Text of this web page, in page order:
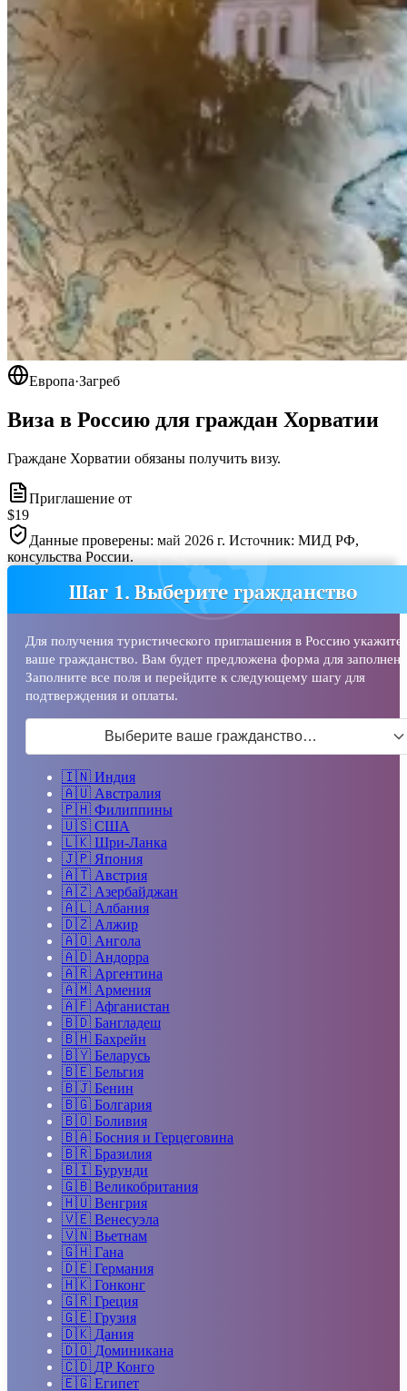
Европа·Загреб
Виза в Россию для граждан Хорватии
Граждане Хорватии обязаны получить визу.
Приглашение от
$19
Данные проверены: май 2026 г. Источник: МИД РФ,
консульства России.
Шаг 1. Выберите гражданство
Для получения туристического приглашения в Россию укажите
ваше гражданство. Вам будет предложена форма для
Заполните все поля и перейдите к следующему шагу для
подтверждения и оплаты.
Выберите ваше гражданство…
🇮🇳 Индия
🇦🇺 Австралия
🇵🇭 Филиппины
🇺🇸 США
🇱🇰 Шри-Ланка
🇯🇵 Япония
🇦🇹 Австрия
🇦🇿 Азербайджан
🇦🇱 Албания
🇩🇿 Алжир
🇦🇴 Ангола
🇦🇩 Андорра
🇦🇷 Аргентина
🇦🇲 Армения
🇦🇫 Афганистан
🇧🇩 Бангладеш
🇧🇭 Бахрейн
🇧🇾 Беларусь
🇧🇪 Бельгия
🇧🇯 Бенин
🇧🇬 Болгария
🇧🇴 Боливия
🇧🇦 Босния и Герцеговина
🇧🇷 Бразилия
🇧🇮 Бурунди
🇬🇧 Великобритания
🇭🇺 Венгрия
🇻🇪 Венесуэла
🇻🇳 Вьетнам
🇬🇭 Гана
🇩🇪 Германия
🇭🇰 Гонконг
🇬🇷 Греция
🇬🇪 Грузия
🇩🇰 Дания
🇩🇴 Доминикана
🇨🇩 ДР Конго
🇪🇬 Египет